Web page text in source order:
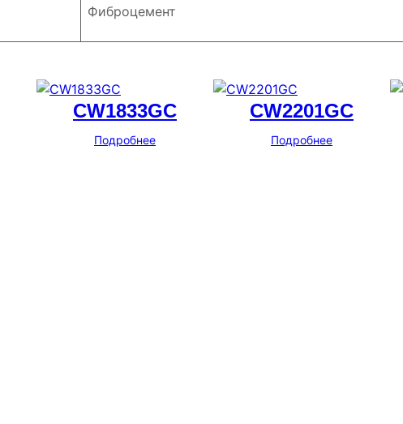
Фиброцемент
CW1833GC
Подробнее
CW2201GC
Подробнее